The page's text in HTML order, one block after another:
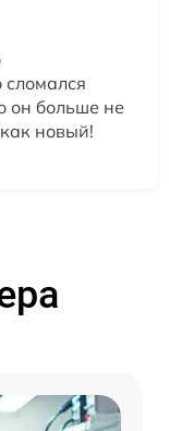
он больше не
новый!